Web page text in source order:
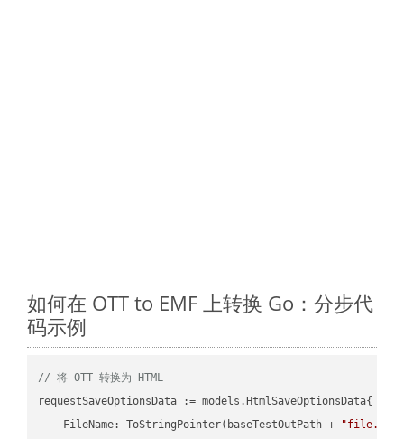
如何在 OTT to EMF 上转换 Go：分步代
码示例
// 将 OTT 转换为 HTML
requestSaveOptionsData := models.HtmlSaveOptionsData{
    FileName: ToStringPointer(baseTestOutPath +
"file.OTT"